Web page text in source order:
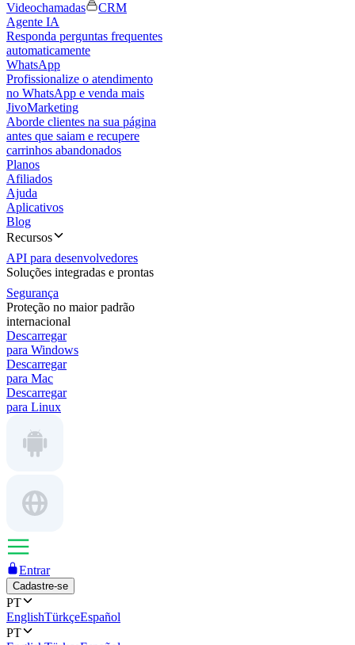
Videochamadas
CRM
Agente IA
Responda perguntas frequentes
automaticamente
WhatsApp
Profissionalize o atendimento
no WhatsApp e venda mais
JivoMarketing
Aborde clientes na sua página
antes que saiam e recupere
carrinhos abandonados
Planos
Afiliados
Ajuda
Aplicativos
Blog
Recursos
API para desenvolvedores
Soluções integradas e prontas
Segurança
Proteção no maior padrão
internacional
Descarregar
para Windows
Descarregar
para Mac
Descarregar
para Linux
Entrar
Cadastre-se
PT
EnglishTürkçeEspañol
PT